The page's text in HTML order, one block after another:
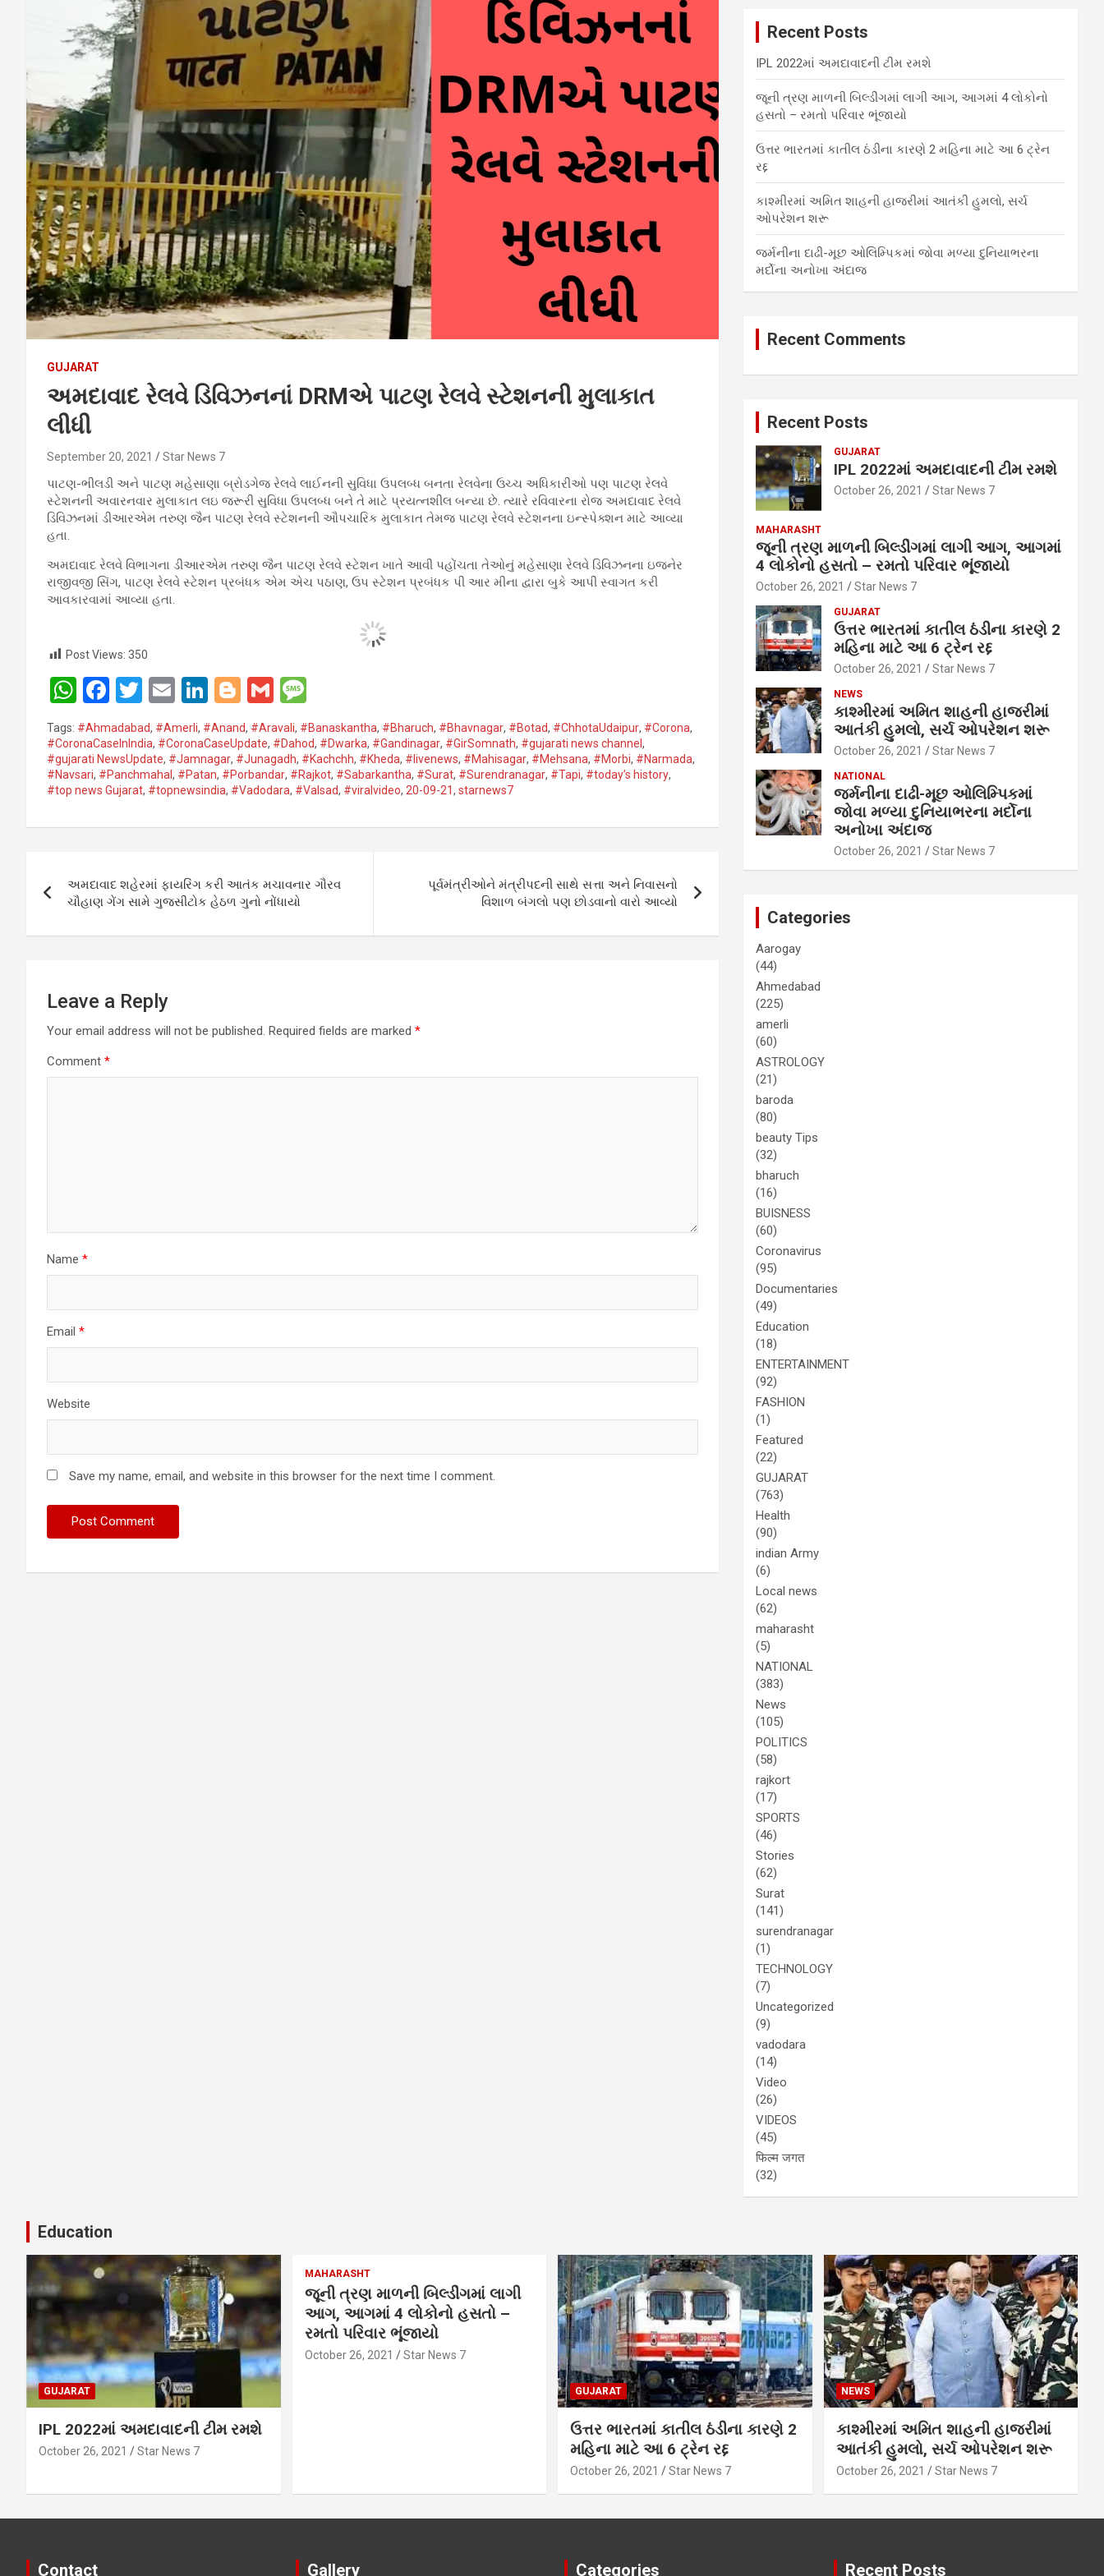
GUJARAT
અમદાવાદ રેલવે ડિવિઝનનાં DRMએ પાટણ રેલવે સ્ટેશનની મુલાકાત
લીધી
September 20, 2021 Star News 7
પાટણ-ભીલડી અને પાટણ મહેસાણા બ્રોડગેજ રેલવે લાઈનની સુવિધા ઉપલબ્ધ બનતા રેલવેના ઉચ્ચ અધિકારીઓ પણ પાટણ રેલવે
સ્ટેશનની અવારનવાર મુલાકાત લઇ જરૂરી સુવિધા ઉપલબ્ધ બને તે માટે પ્રયત્નશીલ બન્યા છે. ત્યારે રવિવારના રોજ અમદાવાદ રેલવે
ડિવિઝનમાં ડીઆરએમ તરુણ જૈન પાટણ રેલવે સ્ટેશનની ઔપચારિક મુલાકાત તેમજ પાટણ રેલવે સ્ટેશનના ઇન્સ્પેક્શન માટે આવ્યા
હતા.
અમદાવાદ રેલવે વિભાગના ડીઆરએમ તરુણ જૈન પાટણ રેલવે સ્ટેશન ખાતે આવી પહોંચતા તેઓનું મહેસાણા રેલવે ડિવિઝનના ઇજનેર
રાજીવજી સિંગ, પાટણ રેલવે સ્ટેશન પ્રબંધક એમ એચ પઠાણ, ઉપ સ્ટેશન પ્રબંધક પી આર મીના દ્વારા બુકે આપી સ્વાગત કરી
આવકારવામાં આવ્યા હતા.
Post Views: 350
W
h
at
s
A
p
F
a
ce
b
o
o
T
wi
tt
er
E
m
ail
Li
n
ke
dI
n
Bl
o
g
g
er
G
m
ail
es
s
a
g
e
Tags: #Ahmadabad, #Amerli, #Anand, #Aravali, #Banaskantha​, #Bharuch, #Bhavnagar​, #Botad, #ChhotaUdaipur, #Corona​,
#CoronaCaseInIndia, #CoronaCaseUpdate, #Dahod​, #Dwarka​, #Gandinagar, #GirSomnath, #gujarati news channel ,
#gujarati NewsUpdate, #Jamnagar​, #Junagadh​, #Kachchh, #Kheda​, #livenews, #Mahisagar​, #Mehsana, #Morbi, #Narmada,
#Navsari​, #Panchmahal, #Patan​, #Porbandar​, #Rajkot​, #Sabarkantha​, #Surat​, #Surendranagar, #Tapi​, #today’s history,
#top news Gujarat, #topnewsindia, #Vadodara​, #Valsad​, #viralvideo, 20-09-21, starnews7
navigation
અમદાવાદ શહેરમાં ફાયરિંગ કરી આતંક મચાવનાર ગૌરવ
ચૌહાણ ગેંગ સામે ગુજસીટોક હેઠળ ગુનો નોંધાયો
પૂર્વમંત્રીઓને મંત્રીપદની સાથે સત્તા અને નિવાસનો
વિશાળ બંગલો પણ છોડવાનો વારો આવ્યો
Leave a Reply
Your email address will not be published. Required fields are marked *
Comment *
Name *
Email *
Website
Save my name, email, and website in this browser for the next time I comment.
Recent Posts
IPL 2022માં અમદાવાદની ટીમ રમશે
જૂની ત્રણ માળની બિલ્ડીંગમાં લાગી આગ, આગમાં 4 લોકોનો
હસતો – રમતો પરિવાર ભૂંજાયો
ઉત્તર ભારતમાં કાતીલ ઠંડીના કારણે 2 મહિના માટે આ 6 ટ્રેન
રદ્દ
કાશ્મીરમાં અમિત શાહની હાજરીમાં આતંકી હુમલો, સર્ચ
ઓપરેશન શરૂ
જર્મનીના દાઢી-મૂછ ઓલિમ્પિકમાં જોવા મળ્યા દુનિયાભરના
મર્દોના અનોખા અંદાજ
Recent Comments
Recent Posts
GUJARAT
IPL 2022માં અમદાવાદની ટીમ રમશે
October 26, 2021 Star News 7
MAHARASHT
જૂની ત્રણ માળની બિલ્ડીંગમાં લાગી આગ, આગમાં
4 લોકોનો હસતો – રમતો પરિવાર ભૂંજાયો
October 26, 2021 Star News 7
GUJARAT
ઉત્તર ભારતમાં કાતીલ ઠંડીના કારણે 2
મહિના માટે આ 6 ટ્રેન રદ્દ
October 26, 2021 Star News 7
NEWS
કાશ્મીરમાં અમિત શાહની હાજરીમાં
આતંકી હુમલો, સર્ચ ઓપરેશન શરૂ
October 26, 2021 Star News 7
NATIONAL
જર્મનીના દાઢી-મૂછ ઓલિમ્પિકમાં
જોવા મળ્યા દુનિયાભરના મર્દોના
અનોખા અંદાજ
October 26, 2021 Star News 7
Categories
Aarogay
(44)
Ahmedabad
(225)
amerli
(60)
ASTROLOGY
(21)
baroda
(80)
beauty Tips
(32)
bharuch
(16)
BUISNESS
(60)
Coronavirus
(95)
Documentaries
(49)
Education
(18)
ENTERTAINMENT
(92)
FASHION
(1)
Featured
(22)
GUJARAT
(763)
Health
(90)
indian Army
(6)
Local news
(62)
maharasht
(5)
NATIONAL
(383)
News
(105)
POLITICS
(58)
rajkort
(17)
SPORTS
(46)
Stories
(62)
Surat
(141)
surendranagar
(1)
TECHNOLOGY
(7)
Uncategorized
(9)
vadodara
(14)
Video
(26)
VIDEOS
(45)
फिल्म जगत
(32)
Education
GUJARAT
IPL 2022માં અમદાવાદની ટીમ રમશે
October 26, 2021 Star News 7
MAHARASHT
જૂની ત્રણ માળની બિલ્ડીંગમાં લાગી
આગ, આગમાં 4 લોકોનો હસતો –
રમતો પરિવાર ભૂંજાયો
October 26, 2021 Star News 7
GUJARAT
ઉત્તર ભારતમાં કાતીલ ઠંડીના કારણે 2
મહિના માટે આ 6 ટ્રેન રદ્દ
October 26, 2021 Star News 7
NEWS
કાશ્મીરમાં અમિત શાહની હાજરીમાં
આતંકી હુમલો, સર્ચ ઓપરેશન શરૂ
October 26, 2021 Star News 7
Contact Gallery Categories Recent Posts